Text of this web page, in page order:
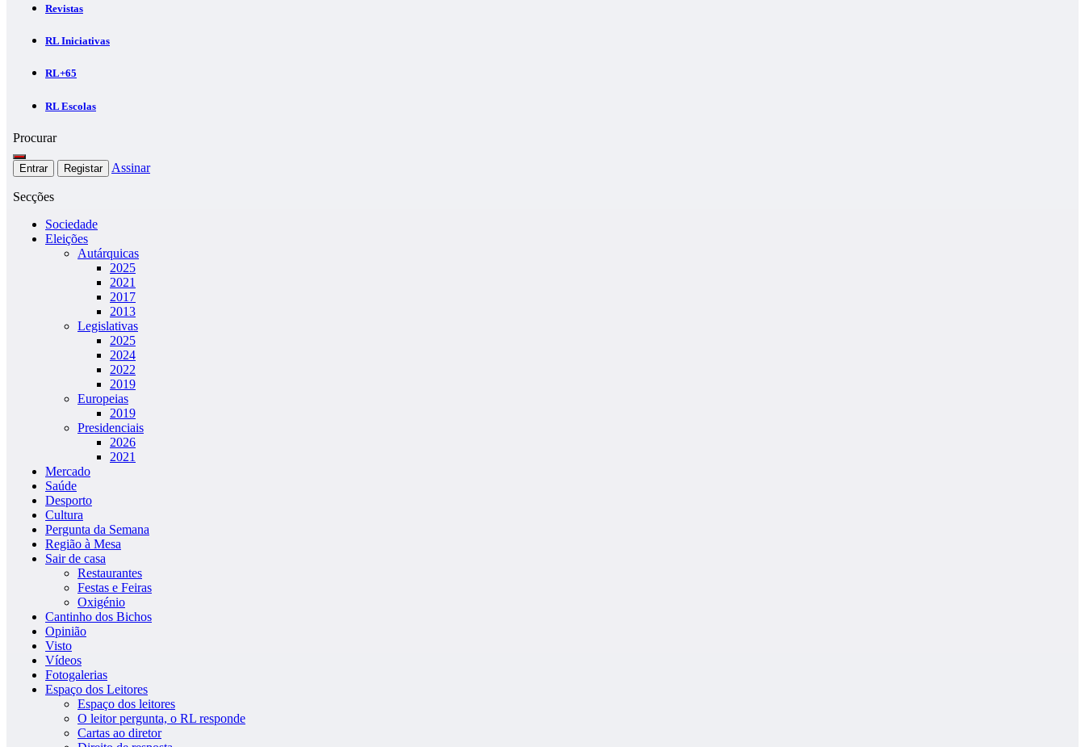
Revistas
RL Iniciativas
RL+65
RL Escolas
Procurar
Entrar Registar Assinar
Secções
Sociedade
Eleições
Autárquicas
2025
2021
2017
2013
Legislativas
2025
2024
2022
2019
Europeias
2019
Presidenciais
2026
2021
Mercado
Saúde
Desporto
Cultura
Pergunta da Semana
Região à Mesa
Sair de casa
Restaurantes
Festas e Feiras
Oxigénio
Cantinho dos Bichos
Opinião
Visto
Vídeos
Fotogalerias
Espaço dos Leitores
Espaço dos leitores
O leitor pergunta, o RL responde
Cartas ao diretor